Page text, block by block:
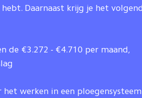
Daarnaast krijg je het
de €3.272 - €4.710 per maand,
werken in een ploegensysteem